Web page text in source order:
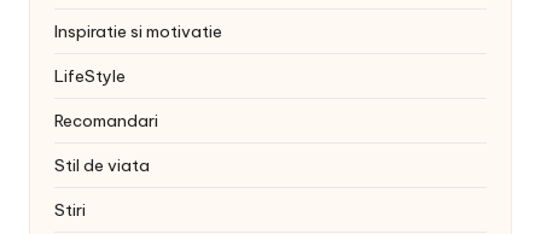
Inspiratie si motivatie
LifeStyle
Recomandari
Stil de viata
Stiri